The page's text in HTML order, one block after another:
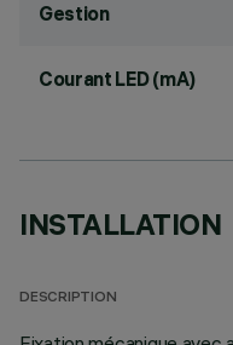
Gestion
Courant LED (mA)
INSTALLATION
DESCRIPTION